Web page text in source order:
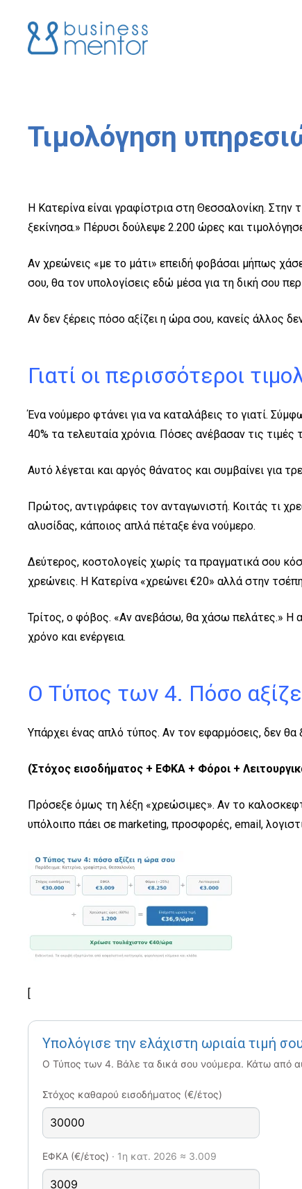
Τιμολόγηση
Η Κατερίνα είναι γραφίστρια στη Θεσσαλονίκη.
ξεκίνησα.» Πέρυσι δούλεψε 2.200 ώρες και
Αν χρεώνεις «με το μάτι» επειδή φοβάσαι μήπως
σου, θα τον υπολογίσεις εδώ μέσα για τη δική σου
Αν δεν ξέρεις πόσο αξίζει η ώρα σου, κανείς άλλος
Γιατί οι περισσότεροι
Ένα νούμερο φτάνει για να καταλάβεις το γιατί.
40% τα τελευταία χρόνια. Πόσες ανέβασαν τις
Αυτό λέγεται και αργός θάνατος και συμβαίνει για
Πρώτος, αντιγράφεις τον ανταγωνιστή. Κοιτάς τι
αλυσίδας, κάποιος απλά πέταξε ένα νούμερο.
Δεύτερος, κοστολογείς χωρίς τα πραγματικά σου
χρεώνεις. Η Κατερίνα «χρεώνει €20» αλλά στην
Τρίτος, ο φόβος. «Αν ανεβάσω, θα χάσω πελάτες.» Η
χρόνο και ενέργεια.
Ο Τύπος των 4. Πόσο
Υπάρχει ένας απλό τύπος. Αν τον εφαρμόσεις, δεν
(Στόχος εισοδήματος + ΕΦΚΑ + Φόροι +
Πρόσεξε όμως τη λέξη «χρεώσιμες». Αν το
υπόλοιπο πάει σε marketing, προσφορές, email,
[
Υπολόγισε την ελάχιστη ωριαία τιμή
Ο Τύπος των 4. Βάλε τα δικά σου νούμερα. Κάτω από
Στόχος καθαρού εισοδήματος (€/έτος)
ΕΦΚΑ (€/έτος) · 1η κατ. 2026 ≈ 3.009